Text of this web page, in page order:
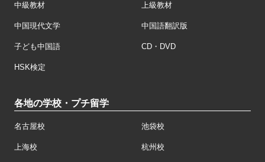
中級教材 上級教材
中国現代文学 中国語翻訳版
子ども中国語 CD・DVD
HSK検定
各地の学校・プチ留学
名古屋校 池袋校
上海校 杭州校